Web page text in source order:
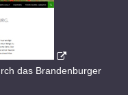
das Brandenburger